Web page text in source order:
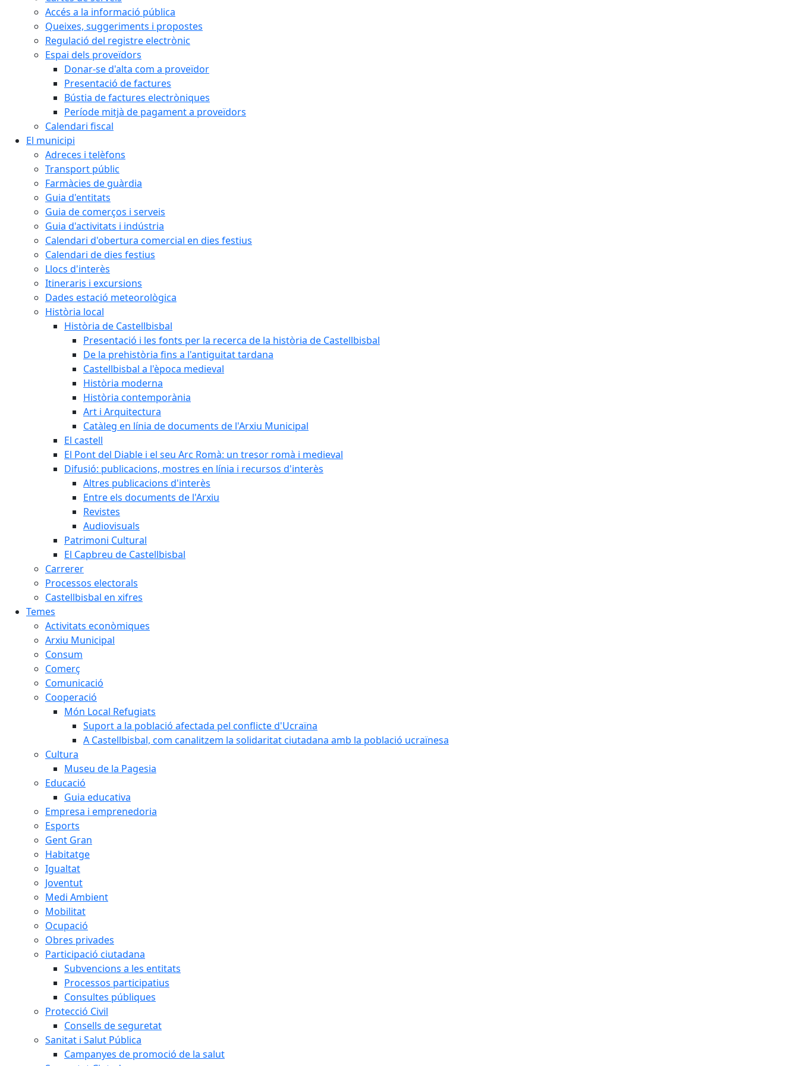
Accés a la informació pública
Queixes, suggeriments i propostes
Regulació del registre electrònic
Espai dels proveïdors
Donar-se d'alta com a proveïdor
Presentació de factures
Bústia de factures electròniques
Període mitjà de pagament a proveïdors
Calendari fiscal
El municipi
Adreces i telèfons
Transport públic
Farmàcies de guàrdia
Guia d'entitats
Guia de comerços i serveis
Guia d'activitats i indústria
Calendari d'obertura comercial en dies festius
Calendari de dies festius
Llocs d'interès
Itineraris i excursions
Dades estació meteorològica
Història local
Història de Castellbisbal
Presentació i les fonts per la recerca de la història de Castellbisbal
De la prehistòria fins a l'antiguitat tardana
Castellbisbal a l'època medieval
Història moderna
Història contemporània
Art i Arquitectura
Catàleg en línia de documents de l'Arxiu Municipal
El castell
El Pont del Diable i el seu Arc Romà: un tresor romà i medieval
Difusió: publicacions, mostres en línia i recursos d'interès
Altres publicacions d'interès
Entre els documents de l'Arxiu
Revistes
Audiovisuals
Patrimoni Cultural
El Capbreu de Castellbisbal
Carrerer
Processos electorals
Castellbisbal en xifres
Temes
Activitats econòmiques
Arxiu Municipal
Consum
Comerç
Comunicació
Cooperació
Món Local Refugiats
Suport a la població afectada pel conflicte d'Ucraïna
A Castellbisbal, com canalitzem la solidaritat ciutadana amb la població ucraïnesa
Cultura
Museu de la Pagesia
Educació
Guia educativa
Empresa i emprenedoria
Esports
Gent Gran
Habitatge
Igualtat
Joventut
Medi Ambient
Mobilitat
Ocupació
Obres privades
Participació ciutadana
Subvencions a les entitats
Processos participatius
Consultes públiques
Protecció Civil
Consells de seguretat
Sanitat i Salut Pública
Campanyes de promoció de la salut